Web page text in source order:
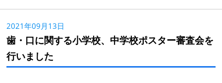
2021年09月13日
歯・口に関する小学校、中学校ポスター審査会を
行いました